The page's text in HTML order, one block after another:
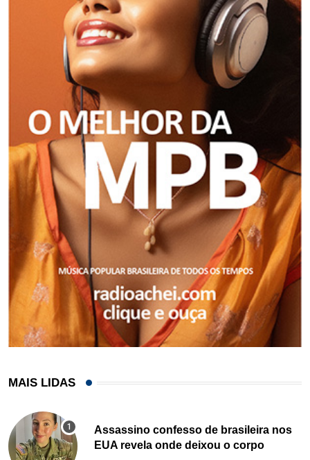
MAIS LIDAS
Assassino confesso de brasileira nos
EUA revela onde deixou o corpo